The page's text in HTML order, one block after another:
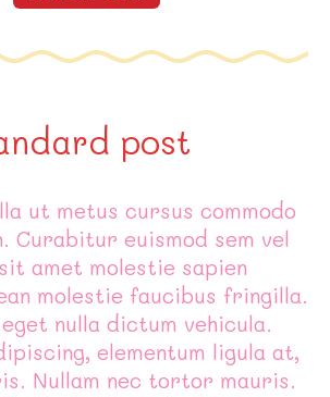
post
ut metus cursus commodo
Curabitur euismod sem vel
amet molestie sapien
molestie faucibus fringilla.
nulla dictum vehicula.
elementum ligula at,
Nullam nec tortor mauris.